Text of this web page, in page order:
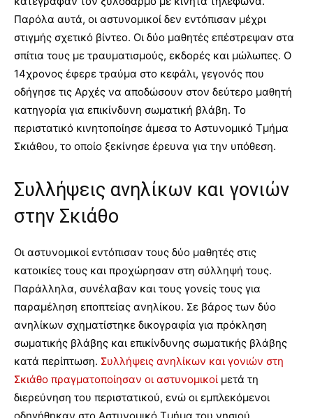
Παρόλα αυτά, οι αστυνομικοί δεν εντόπισαν μέχρι
στιγμής σχετικό βίντεο. Οι δύο μαθητές επέστρεψαν στα
σπίτια τους με τραυματισμούς, εκδορές και μώλωπες. Ο
14χρονος έφερε τραύμα στο κεφάλι, γεγονός που
οδήγησε τις Αρχές να αποδώσουν στον δεύτερο μαθητή
κατηγορία για επικίνδυνη σωματική βλάβη. Το
περιστατικό κινητοποίησε άμεσα το Αστυνομικό Τμήμα
Σκιάθου, το οποίο ξεκίνησε έρευνα για την υπόθεση.
Συλλήψεις ανηλίκων και γονιών
στην Σκιάθο
Οι αστυνομικοί εντόπισαν τους δύο μαθητές στις
κατοικίες τους και προχώρησαν στη σύλληψή τους.
Παράλληλα, συνέλαβαν και τους γονείς τους για
παραμέληση εποπτείας ανηλίκου. Σε βάρος των δύο
ανηλίκων σχηματίστηκε δικογραφία για πρόκληση
σωματικής βλάβης και επικίνδυνης σωματικής βλάβης
κατά περίπτωση. Συλλήψεις ανηλίκων και γονιών στη
Σκιάθο πραγματοποίησαν οι αστυνομικοί μετά τη
διερεύνηση του περιστατικού, ενώ οι εμπλεκόμενοι